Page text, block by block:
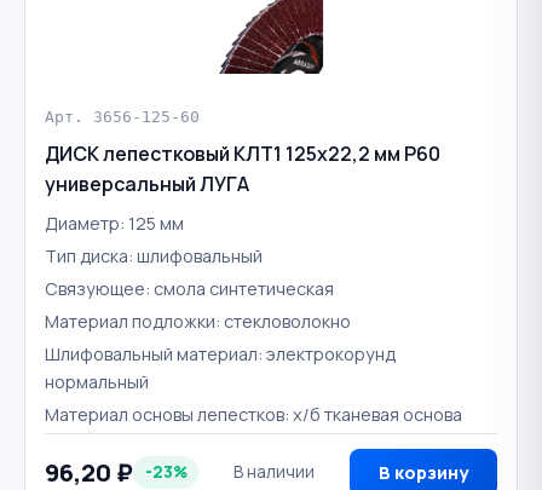
Арт. 3656-125-60
ДИСК лепестковый КЛТ1 125х22,2 мм Р60
универсальный ЛУГА
Диаметр: 125 мм
Тип диска: шлифовальный
Связующее: смола синтетическая
Материал подложки: стекловолокно
Шлифовальный материал: электрокорунд
нормальный
Материал основы лепестков: х/б тканевая основа
96,20 ₽ -23% В наличии В корзину